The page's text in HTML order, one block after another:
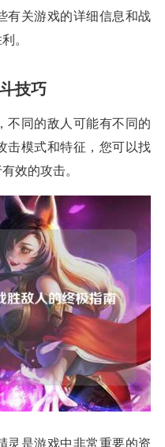
有关游戏的详细信息和战
。
技巧
不同的敌人可能有不同的
击模式和特征，您可以找
效的攻击。
灵是游戏中非常重要的资